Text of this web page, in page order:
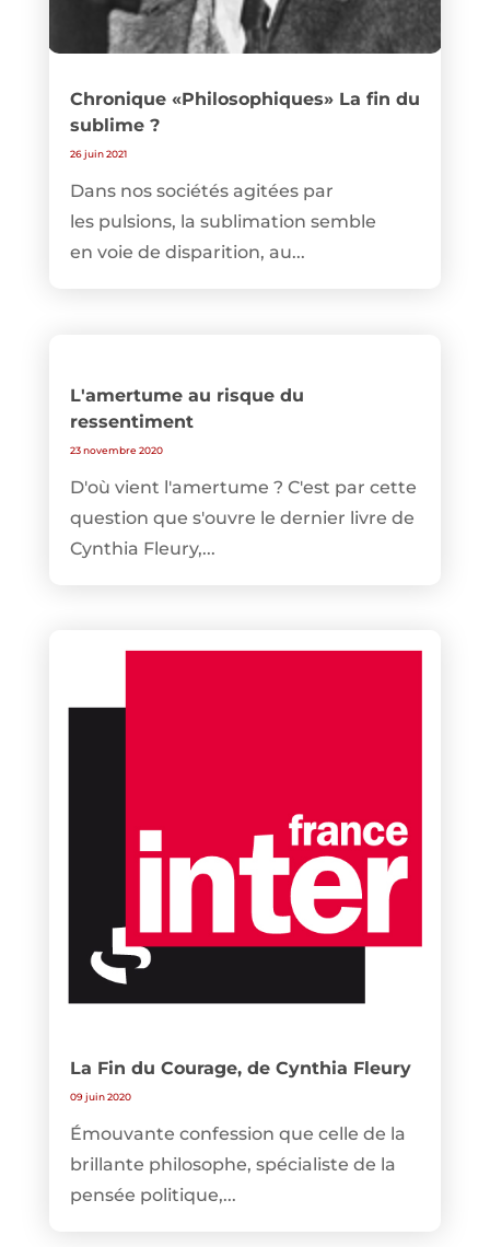
Chronique «Philosophiques» La fin du
sublime ?
26 juin 2021
Dans nos sociétés agitées par
les pulsions, la sublimation semble
en voie de disparition, au...
L'amertume au risque du
ressentiment
23 novembre 2020
D'où vient l'amertume ? C'est par cette
question que s'ouvre le dernier livre de
Cynthia Fleury,...
La Fin du Courage, de Cynthia Fleury
09 juin 2020
Émouvante confession que celle de la
brillante philosophe, spécialiste de la
pensée politique,...